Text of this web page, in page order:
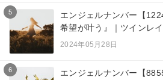
5
エンジェルナンバー【
希望が叶う』｜ツインレ
2024年05月28日
6
エンジェルナンバー【